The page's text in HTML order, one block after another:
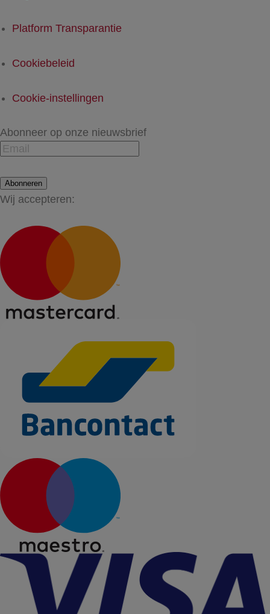
Platform Transparantie
Cookiebeleid
Cookie-instellingen
Abonneer op onze nieuwsbrief
Abonneren
Wij accepteren: